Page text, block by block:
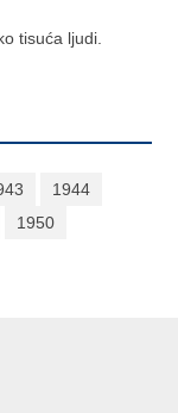
tisuća ljudi.
1944
1950